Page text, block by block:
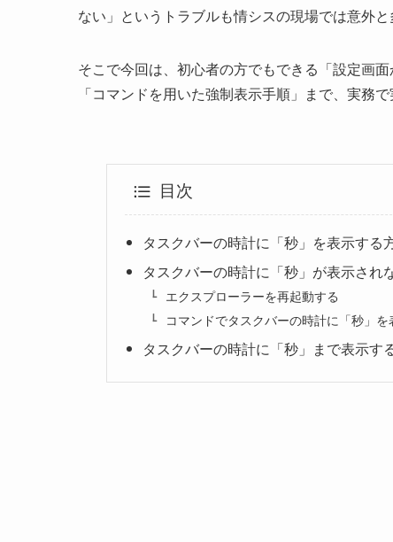
ない」というトラブルも情シスの現場では意外と
そこで今回は、初心者の方でもできる「設定画
「コマンドを用いた強制表示手順」まで、実務
目次
タスクバーの時計に「秒」を表示する
タスクバーの時計に「秒」が表示され
エクスプローラーを再起動する
コマンドでタスクバーの時計に「秒」を
タスクバーの時計に「秒」まで表示す